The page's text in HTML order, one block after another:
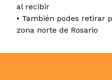
al recibir
• También podes retirar
zona norte de Rosario